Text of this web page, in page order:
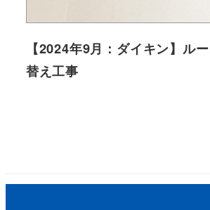
【2024年9月：ダイキン】ル
替え工事